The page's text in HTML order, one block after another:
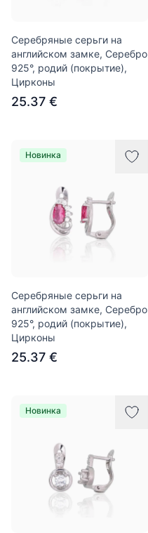
Серебряные серьги на
английском замке, Серебро
925°, родий (покрытие),
Цирконы
25.37 €
Новинка
Серебряные серьги на
английском замке, Серебро
925°, родий (покрытие),
Цирконы
25.37 €
Новинка